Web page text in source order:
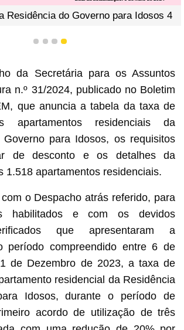
Residência do Governo para Idosos 4
1 2 3 4
da Secretária para os Assuntos
n.º 31/2024, publicado no Boletim
que anuncia a tabela da taxa de
apartamentos residenciais da
Governo para Idosos, os requisitos
de desconto e os detalhes da
1.518 apartamentos residenciais.
o Despacho atrás referido, para
habilitados e com os devidos
que apresentaram a
período compreendido entre 6 de
de Dezembro de 2023, a taxa de
residencial da Residência
Idosos, durante o período de
acordo de utilização de três